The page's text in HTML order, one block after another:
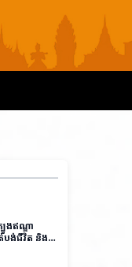
ងឥណ្ឌា
បង់ជីវិត និង
ាបន្ទាន់